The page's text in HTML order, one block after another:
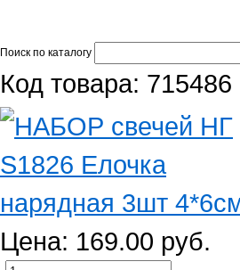
Поиск по каталогу
Код товара: 715486
Цена: 169.00 руб.